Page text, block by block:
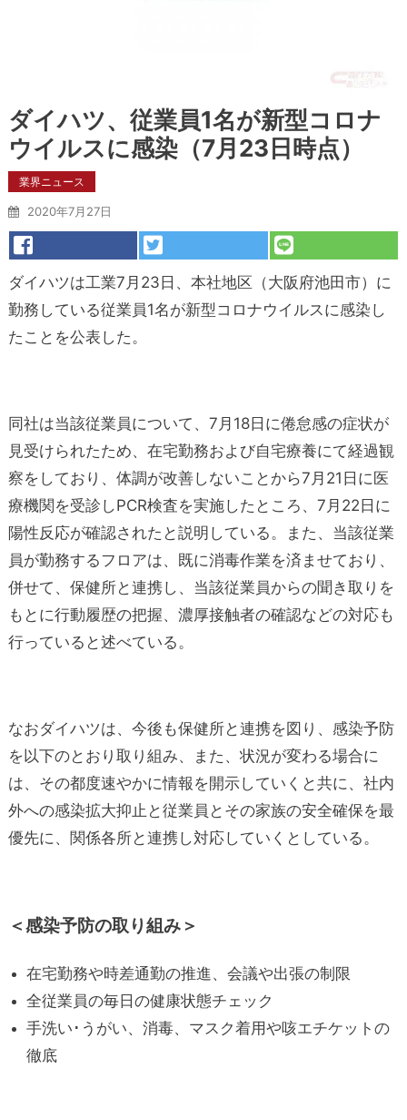
ダイハツ、従業員1名が新型コロナ
ウイルスに感染（7月23日時点）
業界ニュース
2020年7月27日
ダイハツは工業7月23日、本社地区（大阪府池田市）に
勤務している従業員1名が新型コロナウイルスに感染し
たことを公表した。
同社は当該従業員について、7月18日に倦怠感の症状が
見受けられたため、在宅勤務および自宅療養にて経過観
察をしており、体調が改善しないことから7月21日に医
療機関を受診しPCR検査を実施したところ、7月22日に
陽性反応が確認されたと説明している。また、当該従業
員が勤務するフロアは、既に消毒作業を済ませており、
併せて、保健所と連携し、当該従業員からの聞き取りを
もとに行動履歴の把握、濃厚接触者の確認などの対応も
行っていると述べている。
なおダイハツは、今後も保健所と連携を図り、感染予防
を以下のとおり取り組み、また、状況が変わる場合に
は、その都度速やかに情報を開示していくと共に、社内
外への感染拡大抑止と従業員とその家族の安全確保を最
優先に、関係各所と連携し対応していくとしている。
＜感染予防の取り組み＞
在宅勤務や時差通勤の推進、会議や出張の制限
全従業員の毎日の健康状態チェック
手洗い･うがい、消毒、マスク着用や咳エチケットの
徹底